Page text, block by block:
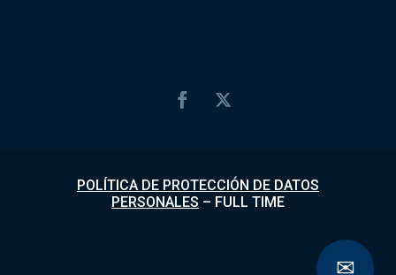
POLÍTICA DE PROTECCIÓN DE DATOS
PERSONALES – FULL TIME
✉